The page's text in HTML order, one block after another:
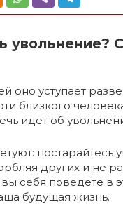
увольнение?
оно уступает разве
близкого
идет об
постарайтесь
других и не
вы себя поведете в
будущая жизнь.